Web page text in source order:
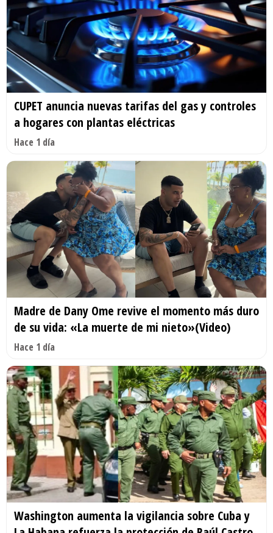
CUPET anuncia nuevas tarifas del gas y controles
a hogares con plantas eléctricas
Hace 1 día
Madre de Dany Ome revive el momento más duro
de su vida: «La muerte de mi nieto»(Video)
Hace 1 día
Washington aumenta la vigilancia sobre Cuba y